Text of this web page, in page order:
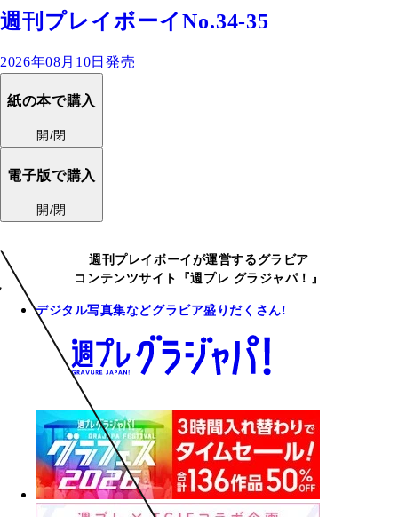
週刊プレイボーイNo.34-35
2026年08月10日発売
紙の本で購入
開/閉
電子版で購入
開/閉
週刊プレイボーイが運営するグラビア
コンテンツサイト『週プレ グラジャパ！』
デジタル写真集などグラビア盛りだくさん!